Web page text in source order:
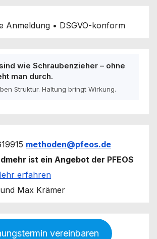
Anmeldung • DSGVO-konform
wie Schraubenzieher – ohne
man durch.
Struktur. Haltung bringt Wirkung.
methoden@pfeos.de
ist ein Angebot der PFEOS
erfahren
Max Krämer
vereinbaren